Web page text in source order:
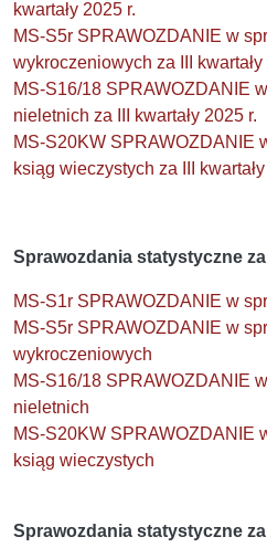
kwartały 2025 r.
MS-S5r SPRAWOZDANIE w
wykroczeniowych za III kwartały
MS-S16/18 SPRAWOZDANIE
nieletnich za III kwartały 2025 r.
MS-S20KW SPRAWOZDANIE
ksiąg wieczystych za III
Sprawozdania statystyczne za
MS-S1r SPRAWOZDANIE w
MS-S5r SPRAWOZDANIE w
wykroczeniowych
MS-S16/18 SPRAWOZDANIE
nieletnich
MS-S20KW SPRAWOZDANIE
ksiąg wieczystych
Sprawozdania statystyczne